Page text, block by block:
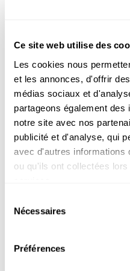
Ce site web utilise des
Les cookies nous
et les annonces, d'offrir
médias sociaux et
partageons également
notre site avec nos
publicité et d'analyse, qui
avec d'autres informations
ou qu'ils ont collectées
Nécessaires
Préférences
COMPÉTITION CANSAT
Lancez votre satellite
élèves du secondaire
Vous êtes élève du
et lancer un mini satellite ?
CanSat, qui se déroulera en
jusqu'au 16.11.